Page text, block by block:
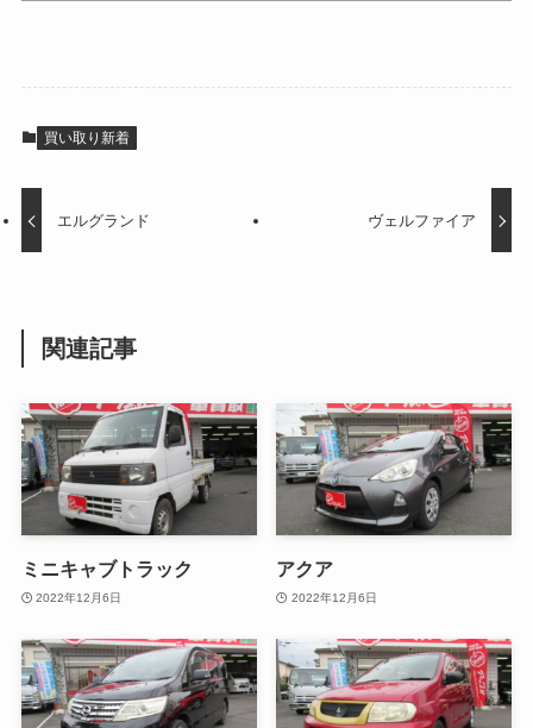
買い取り新着
エルグランド ヴェルファイア
関連記事
ミニキャブトラック
2022年12月6日
アクア
2022年12月6日